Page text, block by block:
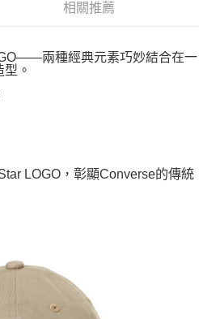
相關推薦
兩種經典元素巧妙結合在一
。
LOGO，彰顯Converse的傳統